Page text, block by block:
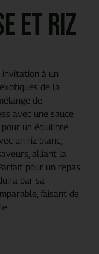
et riz
invitation à un
de la
de
avec une sauce
un équilibre
un riz blanc,
alliant la
pour un repas
par sa
faisant de